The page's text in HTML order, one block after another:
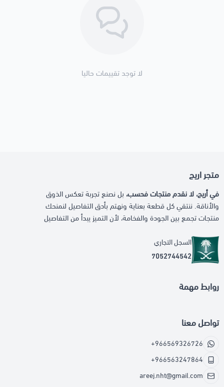
لا توجد تقييمات حاليا
متجر اريج
في أريج، لا نقدم منتجات فحسب، بل نصنع تجربة تعكس الذوق
والأناقة. ننتقي كل قطعة بعناية ونهتم بأدق التفاصيل لنمنحك
منتجات تجمع بين الجودة والفخامة، لأن التميز يبدأ من التفاصيل
السجل التجاري
7052744542
روابط مهمة
تواصل معنا
+966569326726
+966563247864
areej.nht@gmail.com